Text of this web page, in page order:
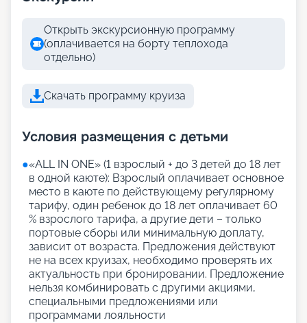
Открыть экскурсионную программу
(оплачивается на борту теплохода
отдельно)
Скачать программу круиза
Условия размещения с детьми
●«АLL IN ONE» (1 взрослый + до 3 детей до 18 лет
в одной каюте): Взрослый оплачивает основное
место в каюте по действующему регулярному
тарифу, один ребенок до 18 лет оплачивает 60
% взрослого тарифа, а другие дети – только
портовые сборы или минимальную доплату,
зависит от возраста. Предложения действуют
не на всех круизах, необходимо проверять их
актуальность при бронировании. Предложение
нельзя комбинировать с другими акциями,
специальными предложениями или
программами лояльности